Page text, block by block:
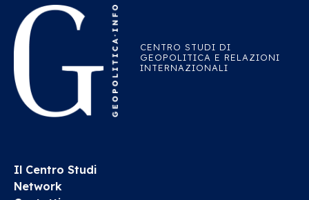
CENTRO STUDI DI
GEOPOLITICA E RELAZIONI
INTERNAZIONALI
Il Centro Studi
Network